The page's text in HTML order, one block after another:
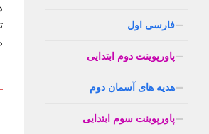
فارسی اول
پاورپوینت دوم ابتدایی
هدیه های آسمان دوم
پاورپوینت سوم ابتدایی